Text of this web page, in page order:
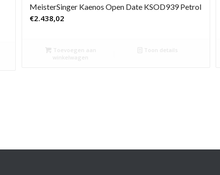
MeisterSinger Kaenos Open Date KSOD939 Petrol
€2.438,02
Toevoegen aan
winkelwagen
Toon details